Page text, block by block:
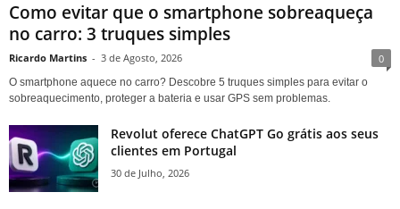
Como evitar que o smartphone sobreaqueça
no carro: 3 truques simples
Ricardo Martins - 3 de Agosto, 2026 0
O smartphone aquece no carro? Descobre 5 truques simples para evitar o
sobreaquecimento, proteger a bateria e usar GPS sem problemas.
Revolut oferece ChatGPT Go grátis aos seus
clientes em Portugal
30 de Julho, 2026